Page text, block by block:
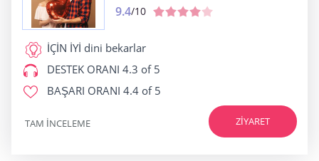
9.4/10
İÇİN İYİ dini bekarlar
DESTEK ORANI 4.3 of 5
BAŞARI ORANI 4.4 of 5
ZIYARET
TAM INCELEME